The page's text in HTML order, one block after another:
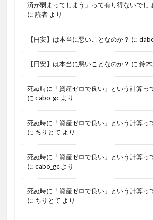
済が弱まってしまう」って有り得ないでし
に 読者 より
【円安】は本当に悪いことなのか？ に
【円安】は本当に悪いことなのか？ に 鈴
死ぬ時に「資産ゼロで良い」という計算っ
に dabo_gc より
死ぬ時に「資産ゼロで良い」という計算っ
に ちりとて より
死ぬ時に「資産ゼロで良い」という計算っ
に dabo_gc より
死ぬ時に「資産ゼロで良い」という計算っ
に ちりとて より